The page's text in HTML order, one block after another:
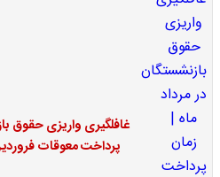
غافلگیری واریزی حقوق
پرداخت معوقات